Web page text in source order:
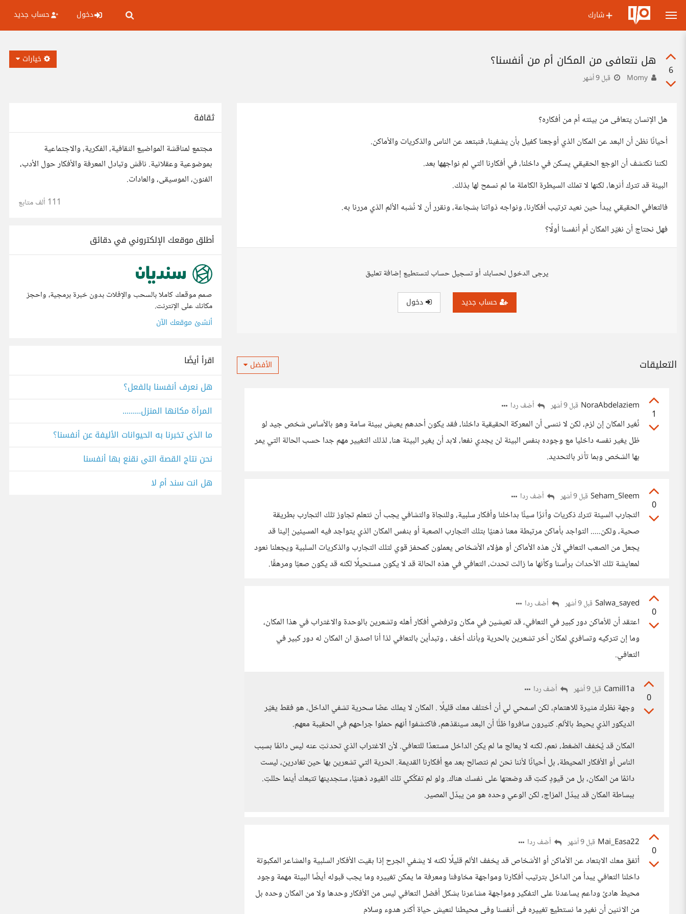
شارك دخول حساب جديد
6
هل نتعافى من المكان أم من أنفسنا؟
قبل 9 أشهر
خيارات
هل الإنسان يتعافى من بيئته أم من أفكاره؟
أحيانًا نظن أن البعد عن المكان الذي أوجعنا كفيل بأن يشفينا، فنبتعد عن الناس والذكريات والأماكن.
لكننا نكتشف أن الوجع الحقيقي يسكن في داخلنا، في أفكارنا التي لم نواجهها بعد.
البيئة قد تترك أثرها، لكنها لا تملك السيطرة الكاملة ما لم نسمح لها بذلك.
فالتعافي الحقيقي يبدأ حين نعيد ترتيب أفكارنا، ونواجه ذواتنا بشجاعة، ونقرر أن لا نُشبه الألم الذي مررنا به.
فهل نحتاج أن نغيّر المكان أم أنفسنا أولًا؟
يرجى الدخول لحسابك أو تسجيل حساب لتستطيع إضافة تعليق
حساب جديد دخول
التعليقات الأفضل
1
NoraAbdelaziem قبل 9 أشهر أضف ردا
نُغير المكان إن لزم، لكن لا ننسى أن المعركة الحقيقية داخلنا، فقد يكون أحدهم يعيش ببيئة سامة وهو بالأساس شخص جيد لو
ظل يغير نفسه داخليا مع وجوده بنفس البيئة لن يجدي نفعا، لابد أن يغير البيئة هنا، لذلك التغيير مهم جدا حسب الحالة التي يمر
بها الشخص وبما تأثر بالتحديد.
0
Seham_Sleem قبل 9 أشهر أضف ردا
التجارب السيئة تترك ذكريات وأثرًا سيئًا بداخلنا وأفكار سلبية، وللنجاة والتشافي يجب أن نتعلم تجاوز تلك التجارب بطريقة
صحية، ولكن..... التواجد بأماكن مرتبطة معنا ذهنيًا بتلك التجارب الصعبة أو بنفس المكان الذي يتواجد فيه المسيئين إلينا قد
يجعل من الصعب التعافي لأن هذه الأماكن أو هؤلاء الأشخاص يعملون كمحفز قوي لتلك التجارب والذكريات السلبية ويجعلنا نعود
لمعايشة تلك الأحداث برأسنا وكأنها ما زالت تحدث، التعافي في هذه الحالة قد لا يكون مستحيلًا لكنه قد يكون صعبًا ومرهقًا.
0
Salwa_sayed قبل 9 أشهر أضف ردا
اعتقد أن للأماكن دور كبير في التعافي، قد تعيشين في مكان وترفضي أفكار أهله وتشعرين بالوحدة والاغتراب في هذا المكان،
وما إن تتركيه وتسافري لمكان آخر تشعرين بالحرية وبأنك أخف ، وتبدأين بالتعافي لذا أنا اصدق ان المكان له دور كبير في
التعافي.
0
Camill1a قبل 9 أشهر أضف ردا
وجهة نظرك مثيرة للاهتمام، لكن اسمحي لي أن أختلف معك قليلًا . المكان لا يملك عصًا سحرية تشفي الداخل، هو فقط يغيّر
الديكور الذي يحيط بالألم. كثيرون سافروا ظنًّا أن البعد سينقذهم، فاكتشفوا أنهم حملوا جراحهم في الحقيبة معهم.
المكان قد يُخفف الضغط، نعم، لكنه لا يعالج ما لم يكن الداخل مستعدًا للتعافي. لأن الاغتراب الذي تحدثتِ عنه ليس دائمًا بسبب
الناس أو الأفكار المحيطة، بل أحيانًا لأننا نحن لم نتصالح بعد مع أفكارنا القديمة. الحرية التي تشعرين بها حين تغادرين، ليست
دائمًا من المكان، بل من قيودٍ كنتِ قد وضعتها على نفسك هناك. ولو لم تفكّكي تلك القيود ذهنيًا، ستجدينها تتبعك أينما حللتِ.
ببساطة المكان قد يبدّل المزاج، لكن الوعي وحده هو من يبدّل المصير.
0
Mai_Easa22 قبل 9 أشهر أضف ردا
أتفق معك الابتعاد عن الأماكن أو الأشخاص قد يخفف الألم قليلًا لكنه لا يشفي الجرح إذا بقيت الأفكار السلبية والمشاعر المكبوتة
داخلنا التعافي يبدأ من الداخل بترتيب أفكارنا ومواجهة مخاوفنا ومعرفة ما يمكن تغييره وما يجب قبوله أيضًا البيئة مهمة وجود
محيط هادئ وداعم يساعدنا على التفكير ومواجهة مشاعرنا بشكل أفضل التعافي ليس من الأفكار وحدها ولا من المكان وحده بل
من الاثنين أن نغير ما نستطيع تغييره في أنفسنا وفي محيطنا لنعيش حياة أكثر هدوء وسلام
ثقافة
مجتمع لمناقشة المواضيع الثقافية، الفكرية، والاجتماعية
بموضوعية وعقلانية. ناقش وتبادل المعرفة والأفكار حول الأدب،
الفنون، الموسيقى، والعادات.
111 ألف متابع
أطلق موقعك الإلكتروني في دقائق
صمم موقعك كاملا بالسحب والإفلات بدون خبرة برمجية، واحجز
مكانك على الإنترنت.
أنشئ موقعك الآن
اقرأ أيضًا
هل نعرف أنفسنا بالفعل؟
المرأة مكانها المنزل.........
ما الذي تخبرنا به الحيوانات الأليفة عن أنفسنا؟
نحن نتاج القصة التي نقنع بها أنفسنا
هل انت سند أم لا